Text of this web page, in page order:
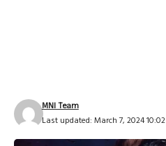
Last updated: March 7, 2024 10:02
MNI Team